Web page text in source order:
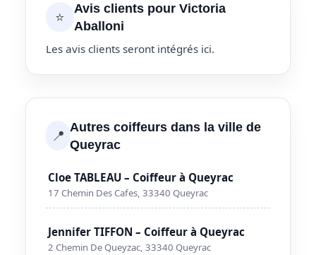
⭐
Avis clients pour Victoria
Aballoni
Les avis clients seront intégrés ici.
📍 Autres coiffeurs dans la ville de
Queyrac
Cloe TABLEAU – Coiffeur à Queyrac
17 Chemin Des Cafes, 33340 Queyrac
Jennifer TIFFON – Coiffeur à Queyrac
2 Chemin De Queyzac, 33340 Queyrac